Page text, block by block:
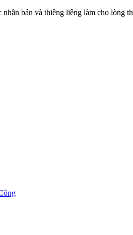
bản và thiêng liêng làm cho lòng